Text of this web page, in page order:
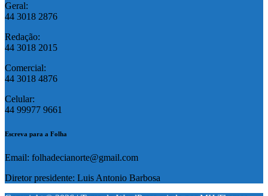
Geral:
44 3018 2876
Redação:
44 3018 2015
Comercial:
44 3018 4876
Celular:
44 99977 9661
Escreva para a Folha
Email: folhadecianorte@gmail.com
Diretor presidente: Luis Antonio Barbosa